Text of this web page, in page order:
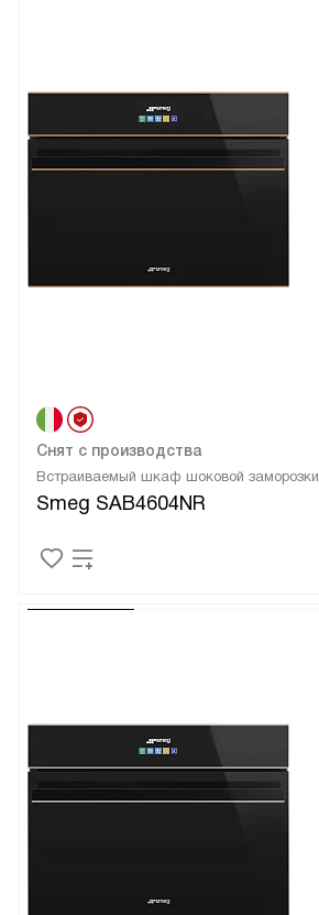
Встраиваемый шкаф шоковой заморозки
Smeg SAB4604NR
Снят с производства